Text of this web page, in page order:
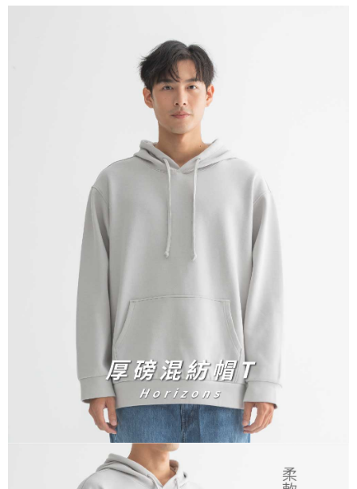
付款後7-11取貨